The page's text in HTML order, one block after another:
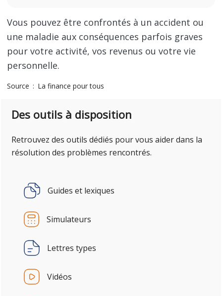
Vous pouvez être confrontés à un accident ou
une maladie aux conséquences parfois graves
pour votre activité, vos revenus ou votre vie
personnelle.
Source La finance pour tous
Des outils à disposition
Retrouvez des outils dédiés pour vous aider dans la
résolution des problèmes rencontrés.
Guides et lexiques
Simulateurs
Lettres types
Vidéos